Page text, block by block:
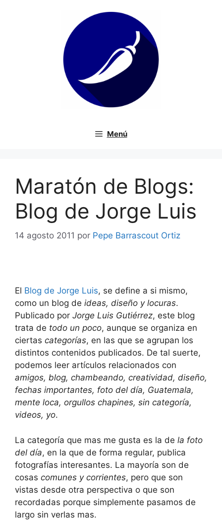
Menú
Maratón de Blogs:
Blog de Jorge Luis
14 agosto 2011 por Pepe Barrascout Ortiz
El Blog de Jorge Luis, se define a si mismo,
como un blog de ideas, diseño y locuras.
Publicado por Jorge Luis Gutiérrez, este blog
trata de todo un poco, aunque se organiza en
ciertas categorías, en las que se agrupan los
distintos contenidos publicados. De tal suerte,
podemos leer artículos relacionados con
amigos, blog, chambeando, creatividad, diseño,
fechas importantes, foto del día, Guatemala,
mente loca, orgullos chapines, sin categoría,
videos, yo.
La categoría que mas me gusta es la de la foto
del día, en la que de forma regular, publica
fotografías interesantes. La mayoría son de
cosas comunes y corrientes, pero que son
vistas desde otra perspectiva o que son
recordadas porque simplemente pasamos de
largo sin verlas mas.